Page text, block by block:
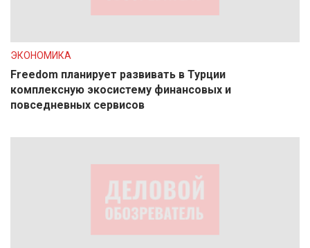
ЭКОНОМИКА
Freedom планирует развивать в Турции
комплексную экосистему финансовых и
повседневных сервисов